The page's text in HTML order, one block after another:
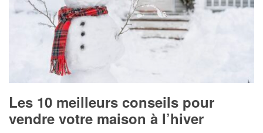
Les 10 meilleurs conseils pour
vendre votre maison à l’hiver